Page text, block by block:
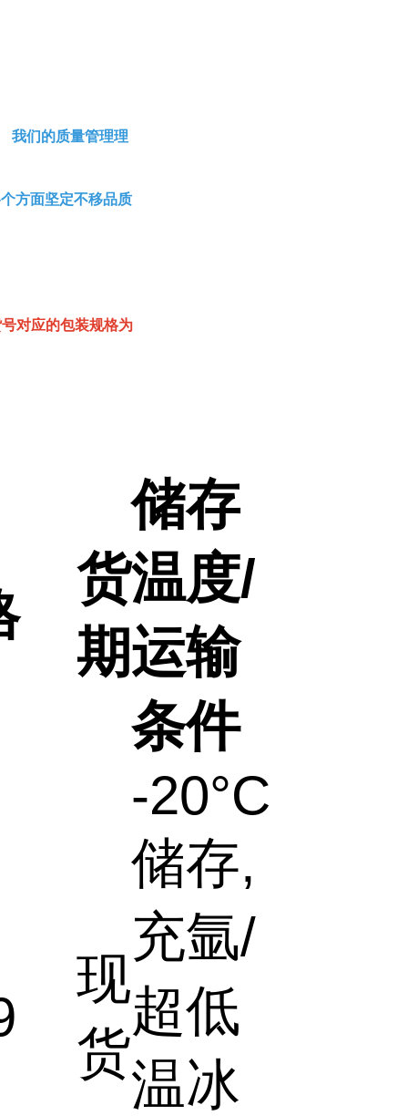
我们的质量管理理
方面坚定不移品质
对应的包装规格为
货
期
储存
温度/
运输
条件
现
货
-20°C
储存,
充氩/
超低
温冰